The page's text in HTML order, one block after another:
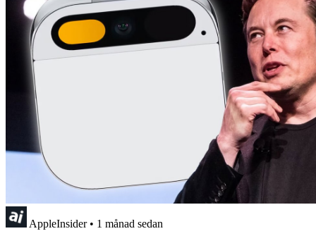
AppleInsider • 1 månad sedan